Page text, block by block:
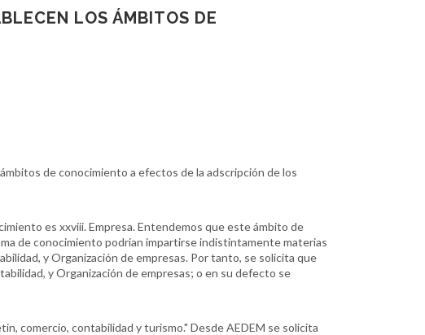
LOS ÁMBITOS DE
de conocimiento a efectos de la adscripción de los
es xxviii. Empresa. Entendemos que este ámbito de
de conocimiento podrían impartirse indistintamente materias
y Organización de empresas. Por tanto, se solicita que
y Organización de empresas; o en su defecto se
comercio, contabilidad y turismo." Desde AEDEM se solicita